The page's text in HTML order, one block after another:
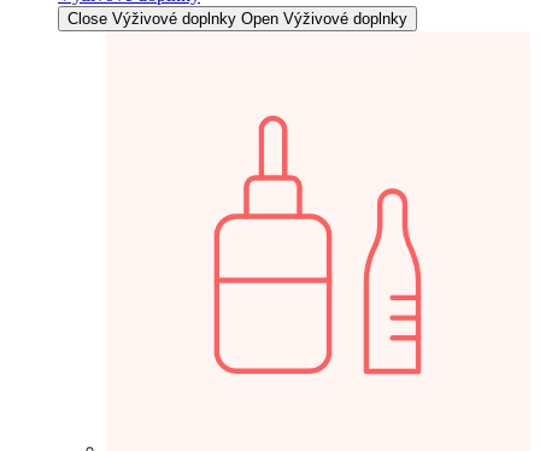
Close Výživové doplnky Open Výživové doplnky